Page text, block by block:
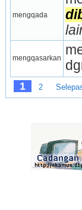
mengqada
mengqasarkan
1 2